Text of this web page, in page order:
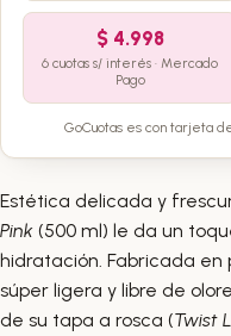
$4.998
6 cuotas s/ interés · Mercado
Pago
GoCuotas es con tarjeta
Estética delicada y
Pink (500 ml) le da un
hidratación. Fabricada en
súper ligera y libre de
de su tapa a rosca (Twist